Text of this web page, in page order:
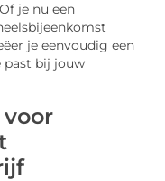
je nu een
je eenvoudig een
past bij jouw